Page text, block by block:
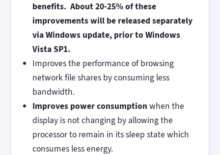
benefits. About 20-25% of these
improvements will be released separately
via Windows update, prior to Windows
Vista SP1.
Improves the performance of browsing
network file shares by consuming less
bandwidth.
Improves power consumption when the
display is not changing by allowing the
processor to remain in its sleep state which
consumes less energy.